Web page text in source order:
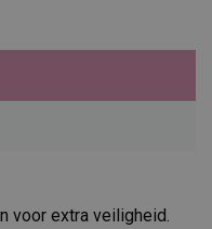
voor extra veiligheid.